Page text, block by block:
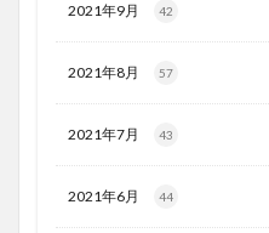
2021年9月 42
2021年8月 57
2021年7月 43
2021年6月 44